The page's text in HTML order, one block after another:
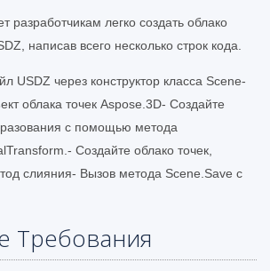
разработчикам легко создать облако
написав всего несколько строк кода.
USDZ через конструктор класса Scene-
облака точек Aspose.3D- Создайте
с помощью метода
Создайте облако точек,
слияния- Вызов метода Scene.Save с
Требования